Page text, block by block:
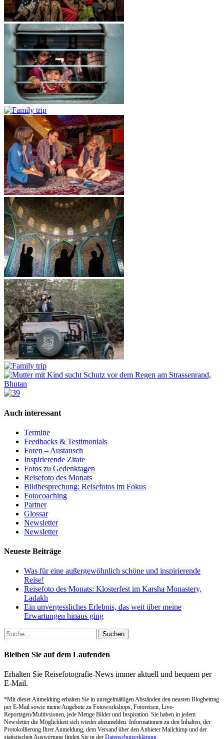
Auch interessant
Termine
Feedbacks & Testimonials
Foren – Austausch
Inspirierende Zitate
Fotos zu Gedenktagen
Reisefoto des Monats
Bildbesprechung: Reisefotos im Fokus
Fotocoaching
Partner
Glossar
Newsletter
Newsletter
Neueste Beiträge
Was für eine außergewöhnlich schöne und inspirierende
Reise!
Reisefoto des Monats: Klosterfest im Karsha Monastery,
Ladakh
Ein unvergessliches Erlebnis, das weit über meine
Erwartungen hinaus ging
Suche
nach:
Bleiben Sie auf dem Laufenden
Erhalten Sie Reisefotografie-News immer aktuell und bequem per
E-Mail.
*Mit dieser Anmeldung erhalten Sie in unregelmäßigen Abständen den neusten Blogbeitrag
per E-Mail sowie meine Angebote zu Fotoworkshops, Fotoreisen, Live-
Reportagen/Multivsionen, jede Menge Bilder und Inspiration. Sie haben in jedem
Newsletter die Möglichkeit sich wieder abzumelden. Informationen zu den Inhalten, der
Protokollierung Ihrer Anmeldung, dem Versand über den Anbieter Mailchimp und der
statistischen Auswertung finden Sie in der Datenschutzerklärung.